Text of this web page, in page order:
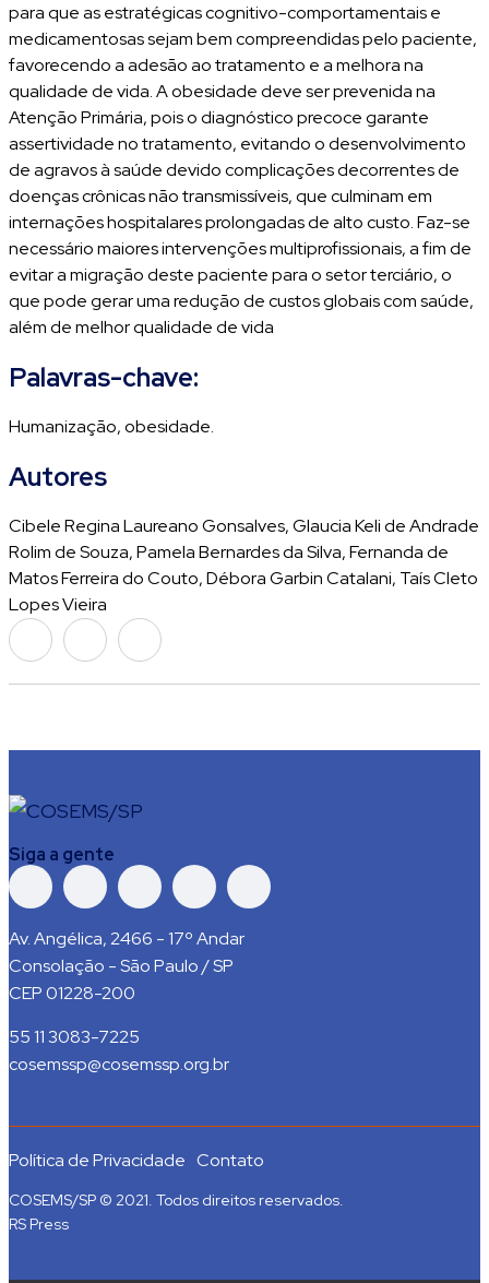
para que as estratégicas cognitivo-comportamentais e
medicamentosas sejam bem compreendidas pelo paciente,
favorecendo a adesão ao tratamento e a melhora na
qualidade de vida. A obesidade deve ser prevenida na
Atenção Primária, pois o diagnóstico precoce garante
assertividade no tratamento, evitando o desenvolvimento
de agravos à saúde devido complicações decorrentes de
doenças crônicas não transmissíveis, que culminam em
internações hospitalares prolongadas de alto custo. Faz-se
necessário maiores intervenções multiprofissionais, a fim de
evitar a migração deste paciente para o setor terciário, o
que pode gerar uma redução de custos globais com saúde,
além de melhor qualidade de vida
Palavras-chave:
Humanização, obesidade.
Autores
Cibele Regina Laureano Gonsalves, Glaucia Keli de Andrade
Rolim de Souza, Pamela Bernardes da Silva, Fernanda de
Matos Ferreira do Couto, Débora Garbin Catalani, Taís Cleto
Lopes Vieira
Siga a gente
Av. Angélica, 2466 - 17º Andar
Consolação - São Paulo / SP
CEP 01228-200
55 11 3083-7225
cosemssp@cosemssp.org.br
Política de Privacidade Contato
COSEMS/SP © 2021. Todos direitos reservados.
RS Press